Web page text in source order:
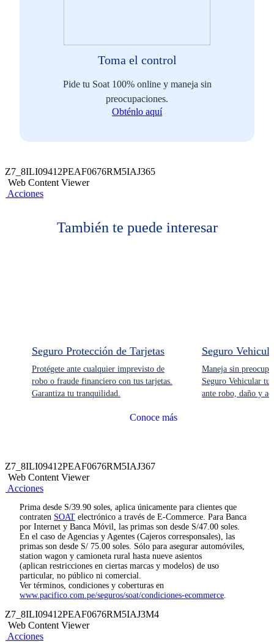
Toma el control
Pide tu Soat 100% online y maneja sin
preocupaciones.
Obténlo aquí
Z7_8ILI09412PEAF0676RM5IAJ365
Web Content Viewer
Acciones
También te puede interesar
Seguro Protección de Tarjetas
Protégete ante cualquier imprevisto de
robo o fraude financiero con tus tarjetas.
Garantiza tu tranquilidad.
Conoce más
Seguro
Maneja sin
Seguro Vehicular tu
ante robo, daño y
Z7_8ILI09412PEAF0676RM5IAJ367
Web Content Viewer
Acciones
Prima desde S/39.90 soles, aplica únicamente para clientes que
contraten SOAT electrónico a través de E-Commerce. Para Banca
por Internet y Banca Móvil, las primas son desde S/47.00 soles.
En el caso de Agencias y Agentes (Cajeros corresponsales), las
primas son desde S/ 75.00 soles. Sólo para asegurar automóviles,
station wagon y camioneta rural hasta nueve asientos
(aplican restricciones en ciertas marcas y modelos) de uso
particular, no público ni comercial.
Ver términos, condiciones y coberturas en
www.pacifico.com.pe/seguros/soat/condiciones-ecommerce.
Z7_8ILI09412PEAF0676RM5IAJ3M4
Web Content Viewer
Acciones